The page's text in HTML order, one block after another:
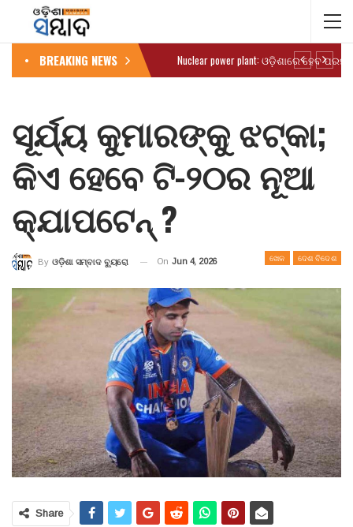
BREAKING NEWS
ସୂର୍ଯ୍ୟ କୁମାରଙ୍କୁ ଝଟ୍‌କା;
କିଏ ହେବେ ଟି-୨୦ର ନୂଆ
କ୍ଯାପଟେନ୍ ?
ଖେଳ ଦେଶ ବିଦେଶ
By ଓଡ଼ିଶା ସମ୍ବାଦ ବ୍ୟୁରୋ On Jun 4, 2026
Share